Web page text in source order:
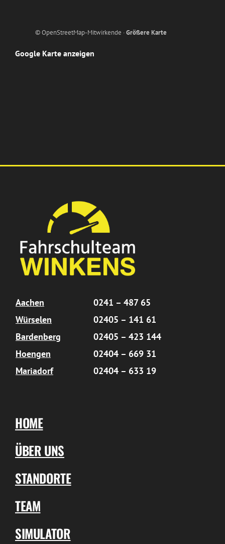
© OpenStreetMap-Mitwirkende ·Größere Karte
Google Karte anzeigen
Aachen
0241 – 487 65
Würselen
02405 – 141 61
Bardenberg
02405 – 423 144
Hoengen
02404 – 669 31
Mariadorf
02404 – 633 19
HOME
ÜBER UNS
STANDORTE
TEAM
SIMULATOR